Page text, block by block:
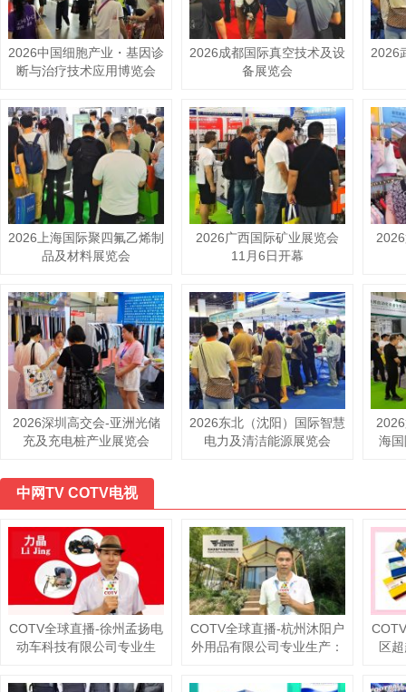
2026中国细胞产业・基因诊
断与治疗技术应用博览会
2026成都国际真空技术及设
备展览会
2026
2026上海国际聚四氟乙烯制
品及材料展览会
2026广西国际矿业展览会
11月6日开幕
2026深圳高交会-亚洲光储
充及充电桩产业展览会
2026东北（沈阳）国际智慧
电力及清洁能源展览会
海
中网TV COTV电视
COTV全球直播-徐州孟扬电
动车科技有限公司专业生
改装电机专利产品及太阳能
COTV全球直播-杭州沐阳户
外用品有限公司专业生产：
篷、营地帐篷、酒店帐篷、
区
+清